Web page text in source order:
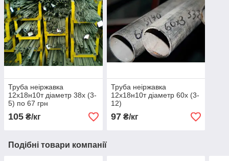
Труба неіржавка
12х18н10т діаметр 38х (3-
5) по 67 грн
105 ₴/кг
Труба неіржавка
12х18н10т діаметр 60х (3-
12)
97₴/кг
Подібні товари компанії